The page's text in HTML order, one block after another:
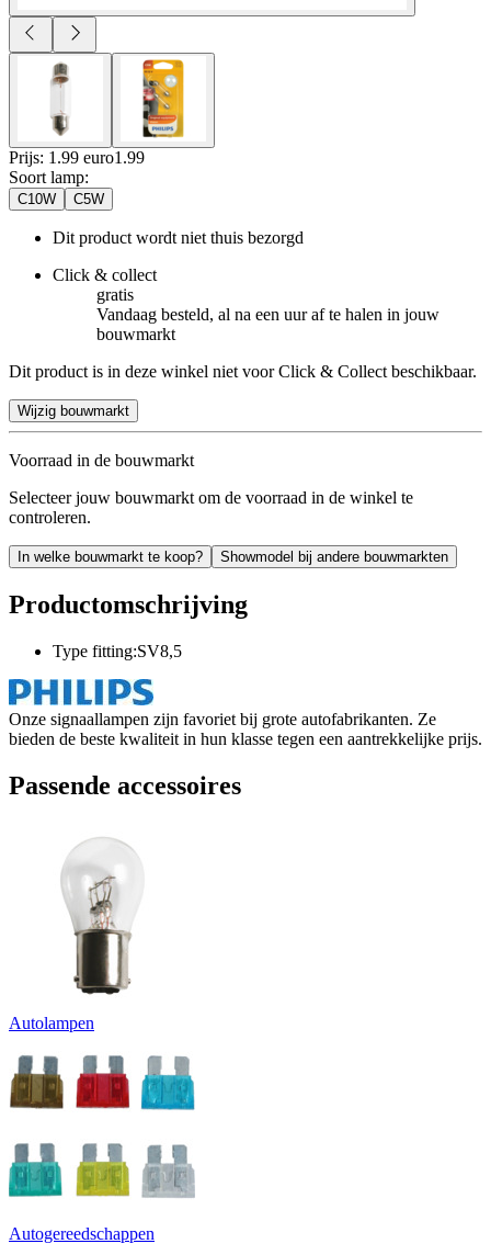
Prijs: 1.99 euro1 .99
Soort lamp:
C10W C5W
Dit product wordt niet thuis bezorgd
Click & collect
gratis
Vandaag besteld, al na een uur af te halen in jouw
bouwmarkt
Dit product is in deze winkel niet voor Click & Collect beschikbaar.
Wijzig bouwmarkt
Voorraad in de bouwmarkt
Selecteer jouw bouwmarkt om de voorraad in de winkel te
controleren.
In welke bouwmarkt te koop? Showmodel bij andere bouwmarkten
Productomschrijving
Type fitting:SV8,5
Onze signaallampen zijn favoriet bij grote autofabrikanten. Ze
bieden de beste kwaliteit in hun klasse tegen een aantrekkelijke prijs.
Passende accessoires
Autolampen
Autogereedschappen